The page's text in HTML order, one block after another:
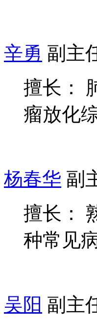
辛勇 副主
擅长：
瘤放化
杨春华 副
擅长：
种常见
吴阳 副主